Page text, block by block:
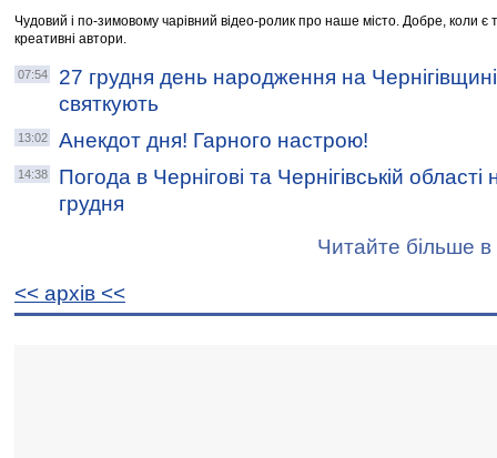
Чудовий і по-зимовому чарівний відео-ролик про наше місто. Добре, коли є
креативні автори.
07:54
27 грудня день народження на Чернігівщині
святкують
13:02 Анекдот дня! Гарного настрою!
14:38
Погода в Чернігові та Чернігівській
грудня
Читайте більше в
<< архiв <<